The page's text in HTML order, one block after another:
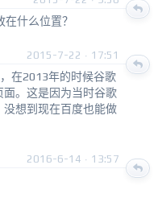
什么位置？
2015-7-22 · 17:51
在2013年的时候谷歌
。这是因为当时谷歌
想到现在百度也能做
2016-6-14 · 13:57